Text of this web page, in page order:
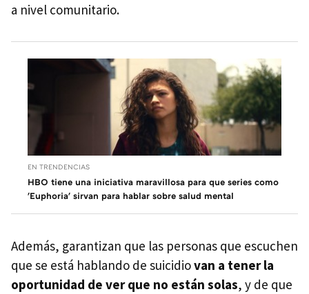
a nivel comunitario.
EN TRENDENCIAS
HBO tiene una iniciativa maravillosa para que series como
'Euphoria' sirvan para hablar sobre salud mental
Además, garantizan que las personas que escuchen
que se está hablando de suicidiovan a tener la
oportunidad de ver que no están solas, y de que